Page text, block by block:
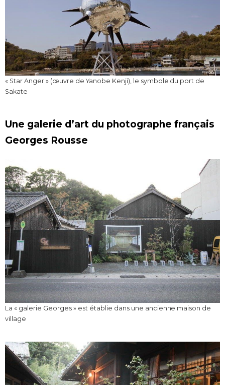
« Star Anger » (œuvre de Yanobe Kenji), le symbole du port de
Sakate
Une galerie d’art du photographe français
Georges Rousse
La « galerie Georges » est établie dans une ancienne maison de
village